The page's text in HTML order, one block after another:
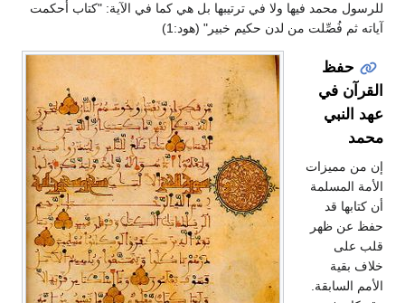
للرسول محمد فيها ولا في ترتيبها بل هي كما في الآية: "كتاب أُحكمت
آياته ثم فُصِّلت من لدن حكيم خبير" (هود:1)
حفظ
القرآن في
عهد النبي
محمد
إن من مميزات
الأمة المسلمة
أن كتابها قد
حفظ عن ظهر
قلب على
خلاف بقية
الأمم السابقة.